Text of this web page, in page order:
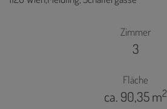
Zimmer
3
Fläche
ca. 90,35 m2